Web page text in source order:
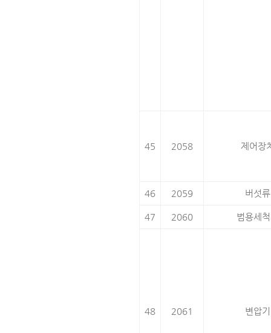
45 2058 제어장
46 2059 버섯류
47 2060 범용세
48 2061 변압기